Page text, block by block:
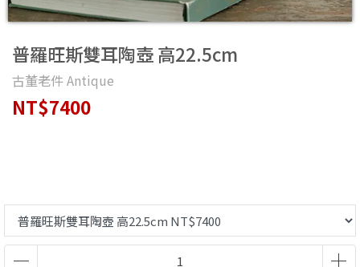
普羅旺斯雙耳陶壺 高22.5cm
古董老件 Antique
NT$7400